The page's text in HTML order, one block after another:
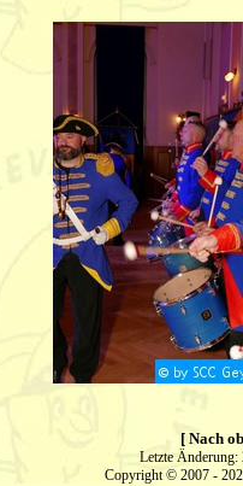
[ Nach
Letzte
Copyright © 2007 -